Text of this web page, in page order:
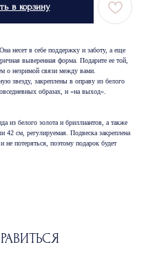
в корзину
несет в себе поддержку и заботу, а еще
выверенная форма. Подарите ее той,
о незримой связи между вами.
звезду, закреплены в оправу из белого
образах, и «на выход».
из белого золота и бриллиантов, а также
42 см, регулируемая. Подвеска закреплена
не потеряться, поэтому подарок будет